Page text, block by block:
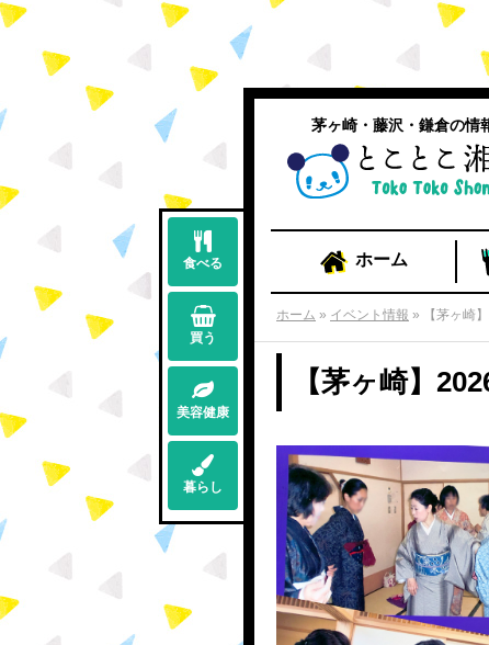
食べる
買う
美容健康
暮らし
茅ヶ崎・藤沢・鎌倉の情
ホーム
ホーム » イベント情報 » 【茅ヶ
【茅ヶ崎】